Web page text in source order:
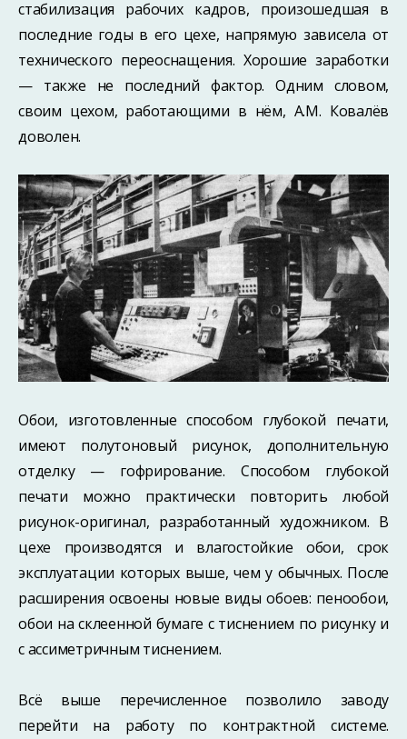
стабилизация рабочих кадров, произошедшая в
последние годы в его цехе, напрямую зависела от
технического переоснащения. Хорошие заработки
— также не последний фактор. Одним словом,
своим цехом, работающими в нём, А.М. Ковалёв
доволен.
Обои, изготовленные способом глубокой печати,
имеют полутоновый рисунок, дополнительную
отделку — гофрирование. Способом глубокой
печати можно практически повторить любой
рисунок-оригинал, разработанный художником. В
цехе производятся и влагостойкие обои, срок
эксплуатации которых выше, чем у обычных. После
расширения освоены новые виды обоев: пенообои,
обои на склеенной бумаге с тиснением по рисунку и
с ассиметричным тиснением.
Всё выше перечисленное позволило заводу
перейти на работу по контрактной системе.